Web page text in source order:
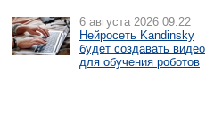
6 августа 2026 09:22
Нейросеть Kandinsky
будет создавать видео
для обучения роботов